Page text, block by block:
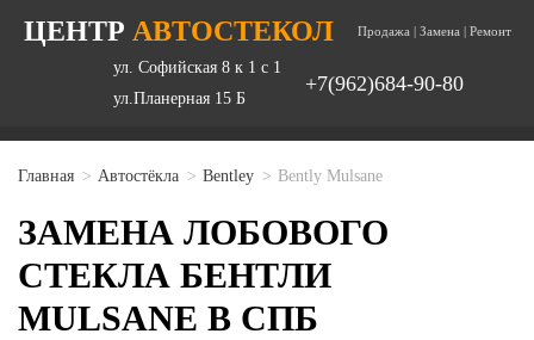
ЦЕНТР АВТОСТЕКОЛ Продажа | Замена | Ремонт
ул. Софийская 8 к 1 с 1
ул.Планерная 15 Б
+7(962)684-90-80
Главная Автостёкла Bentley Bently Mulsane
ЗАМЕНА ЛОБОВОГО
СТЕКЛА БЕНТЛИ
MULSANE В СПБ